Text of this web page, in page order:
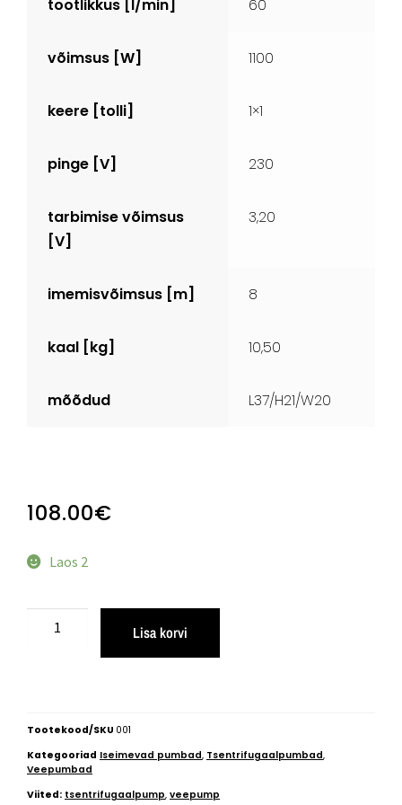
tootlikkus [l/min] 60
võimsus [W] 1100
keere [tolli] 1×1
pinge [V] 230
tarbimise võimsus
[V]
3,20
imemisvõimsus [m] 8
kaal [kg] 10,50
mõõdud L37/H21/W20
108.00€
Laos 2
Lisa korvi
Tootekood/SKU 001
Kategooriad Iseimevad pumbad, Tsentrifugaalpumbad,
Veepumbad
Viited: tsentrifugaalpump, veepump